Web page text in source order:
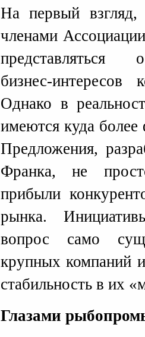
На первый
членами
представляться
бизнес-интересов
Однако в
имеются куда
Предложения,
Франка, не
прибыли
рынка.
вопрос само
крупных компаний
стабильность в их
Глазами